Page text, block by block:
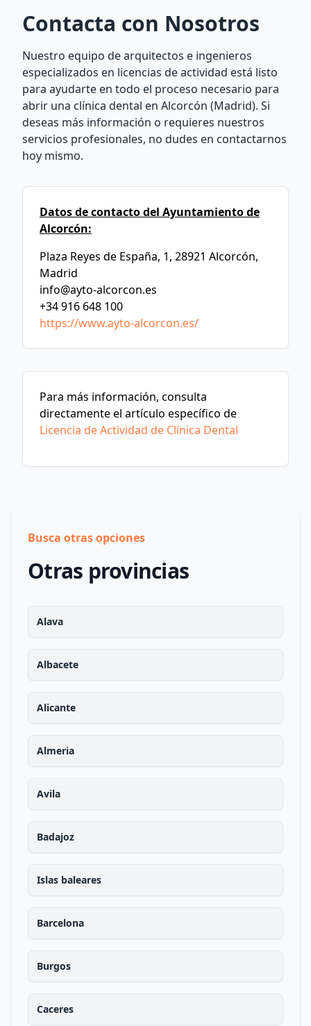
Contacta con Nosotros
Nuestro equipo de arquitectos e ingenieros
especializados en licencias de actividad está listo
para ayudarte en todo el proceso necesario para
abrir una clínica dental en Alcorcón (Madrid). Si
deseas más información o requieres nuestros
servicios profesionales, no dudes en contactarnos
hoy mismo.
Datos de contacto del Ayuntamiento de
Alcorcón:
Plaza Reyes de España, 1, 28921 Alcorcón,
Madrid
info@ayto-alcorcon.es
+34 916 648 100
https://www.ayto-alcorcon.es/
Para más información, consulta
directamente el artículo específico de
Licencia de Actividad de Clínica Dental
Busca otras opciones
Otras provincias
Alava
Albacete
Alicante
Almeria
Avila
Badajoz
Islas baleares
Barcelona
Burgos
Caceres